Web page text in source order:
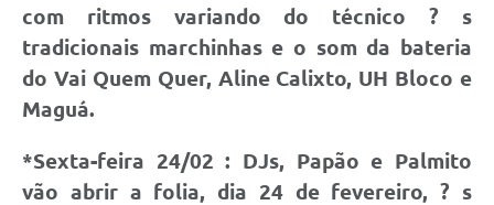
FAQ
Jornal
Links
com ritmos variando do técnico ? s
tradicionais marchinhas e o som da bateria
do Vai Quem Quer, Aline Calixto, UH Bloco e
Maguá.
*Sexta-feira 24/02 : DJs, Papão e Palmito
vão abrir a folia, dia 24 de fevereiro, ? s